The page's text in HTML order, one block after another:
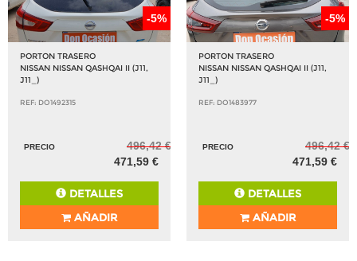
-5%
PORTON TRASERO
NISSAN NISSAN QASHQAI II (J11,
J11_)
REF: DO1492315
PRECIO
496,42 €
471,59 €
DETALLES
AÑADIR
-5%
PORTON TRASERO
NISSAN NISSAN QASHQAI II (J11,
J11_)
REF: DO1483977
PRECIO
496,42 €
471,59 €
DETALLES
AÑADIR